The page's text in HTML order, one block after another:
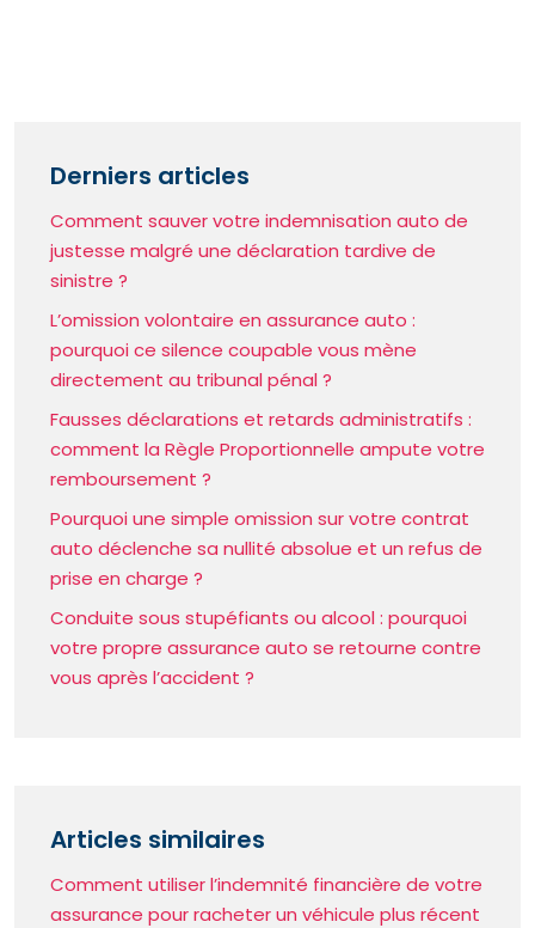
Derniers articles
Comment sauver votre indemnisation auto de
justesse malgré une déclaration tardive de
sinistre ?
L’omission volontaire en assurance auto :
pourquoi ce silence coupable vous mène
directement au tribunal pénal ?
Fausses déclarations et retards administratifs :
comment la Règle Proportionnelle ampute votre
remboursement ?
Pourquoi une simple omission sur votre contrat
auto déclenche sa nullité absolue et un refus de
prise en charge ?
Conduite sous stupéfiants ou alcool : pourquoi
votre propre assurance auto se retourne contre
vous après l’accident ?
Articles similaires
Comment utiliser l’indemnité financière de votre
assurance pour racheter un véhicule plus récent